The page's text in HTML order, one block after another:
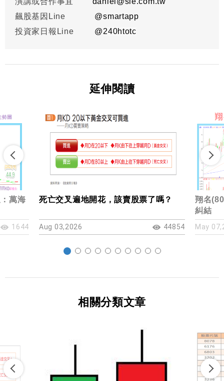
飆股基因Line
@smartapp
投資家日報Line
@240htotc
延伸閱讀
萬海
1644
死亡交叉遍地開花，該賣股票了嗎？
Aug 03,2026 44854
翔名
糾結
May
相關分類文章